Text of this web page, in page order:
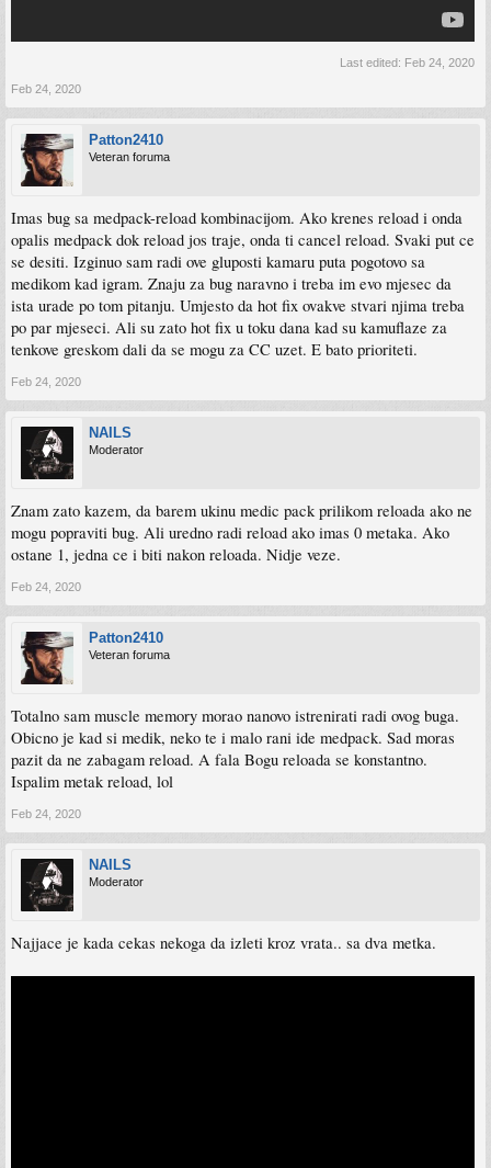
Last edited: Feb 24, 2020
Feb 24, 2020
Patton2410
Veteran foruma
Imas bug sa medpack-reload kombinacijom. Ako krenes reload i onda
opalis medpack dok reload jos traje, onda ti cancel reload. Svaki put ce
se desiti. Izginuo sam radi ove gluposti kamaru puta pogotovo sa
medikom kad igram. Znaju za bug naravno i treba im evo mjesec da
ista urade po tom pitanju. Umjesto da hot fix ovakve stvari njima treba
po par mjeseci. Ali su zato hot fix u toku dana kad su kamuflaze za
tenkove greskom dali da se mogu za CC uzet. E bato prioriteti.
Feb 24, 2020
NAILS
Moderator
Znam zato kazem, da barem ukinu medic pack prilikom reloada ako ne
mogu popraviti bug. Ali uredno radi reload ako imas 0 metaka. Ako
ostane 1, jedna ce i biti nakon reloada. Nidje veze.
Feb 24, 2020
Patton2410
Veteran foruma
Totalno sam muscle memory morao nanovo istrenirati radi ovog buga.
Obicno je kad si medik, neko te i malo rani ide medpack. Sad moras
pazit da ne zabagam reload. A fala Bogu reloada se konstantno.
Ispalim metak reload, lol
Feb 24, 2020
NAILS
Moderator
Najjace je kada cekas nekoga da izleti kroz vrata.. sa dva metka.